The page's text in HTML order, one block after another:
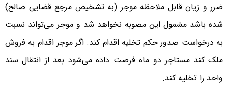
ضرر و زیان قابل ملاحظه موجر (به تشخیص مرجع قضایی صالح)
شده باشد مشمول این مصوبه نخواهد شد و موجر می‌تواند نسبت
به درخواست صدور حکم تخلیه اقدام کند. اگر موجر اقدام به فروش
ملک کند مستاجر دو ماه فرصت داده می‌شود بعد از انتقال سند
واحد را تخلیه کند.